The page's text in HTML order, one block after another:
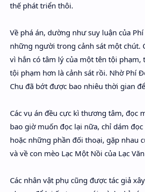
thế phát triển thôi.
Về phá án, dường như suy luận của
những người trong cảnh sát một chút.
vì hắn có tâm lý của một tên tội phạm,
tội phạm hơn là cảnh sát rồi. Nhờ Phí
Chu đã bớt được bao nhiêu thời gian
Các vụ án đều cực kì thương tâm, đọc
bao giờ muốn đọc lại nữa, chỉ dám
hoặc những phần đối thoại, gặp nhau
và về con mèo Lạc Một Nồi của Lạc
Các nhân vật phụ cũng được tác giả